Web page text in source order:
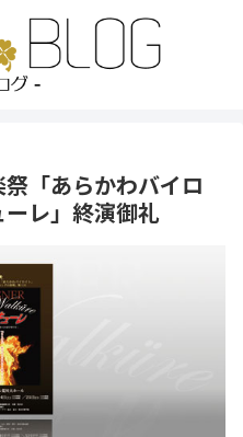
「あらかわバイロ
レ」終演御礼